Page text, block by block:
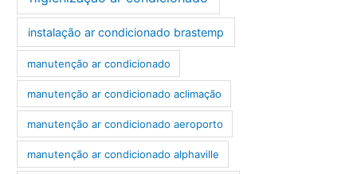
instalação ar condicionado brastemp
manutenção ar condicionado
manutenção ar condicionado aclimação
manutenção ar condicionado aeroporto
manutenção ar condicionado alphaville